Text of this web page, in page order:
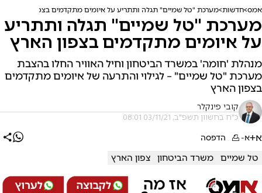
אמס חדשות מערכת "טל שמיים" תגלה ותתריע על איומים מתקדמים בצפון הארץ
מערכת "טל שמיים" תגלה ותתריע
על איומים מתקדמים בצפון הארץ
מנהלת 'חומה' במשרד הביטחון וחיל האוויר החלו בהצבת
מערכת "טל שמיים" – לגילוי והתרעה של איומים מתקדמים
בצפון הארץ
קובי פינקלר
כ"ח בחשוון תשפ"ב, 03/11/21 08:01
א+א- הדפסה
טל שמיים משרד הביטחון צפון הארץ